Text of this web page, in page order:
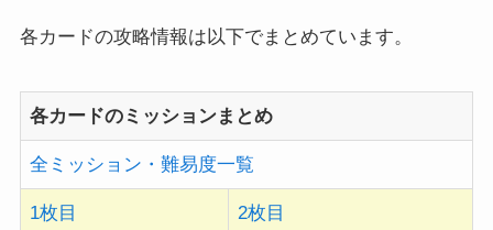
各カードの攻略情報は以下でまとめています。
各カードのミッションまとめ
全ミッション・難易度一覧
1枚目 2枚目